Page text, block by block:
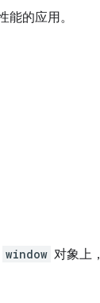
的应用。
window 对象上